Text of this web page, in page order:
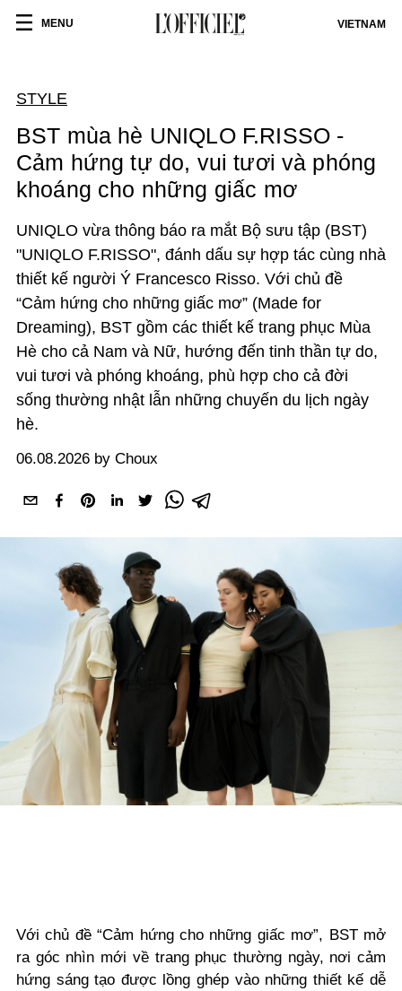
MENU VIETNAM
STYLE
BST mùa hè UNIQLO F.RISSO -
Cảm hứng tự do, vui tươi và phóng
khoáng cho những giấc mơ
UNIQLO vừa thông báo ra mắt Bộ sưu tập (BST)
"UNIQLO F.RISSO", đánh dấu sự hợp tác cùng nhà
thiết kế người Ý Francesco Risso. Với chủ đề
“Cảm hứng cho những giấc mơ” (Made for
Dreaming), BST gồm các thiết kế trang phục Mùa
Hè cho cả Nam và Nữ, hướng đến tinh thần tự do,
vui tươi và phóng khoáng, phù hợp cho cả đời
sống thường nhật lẫn những chuyến du lịch ngày
hè.
06.08.2026 by Choux
Với chủ đề “Cảm hứng cho những giấc mơ”, BST mở
ra góc nhìn mới về trang phục thường ngày, nơi cảm
hứng sáng tạo được lồng ghép vào những thiết kế dễ